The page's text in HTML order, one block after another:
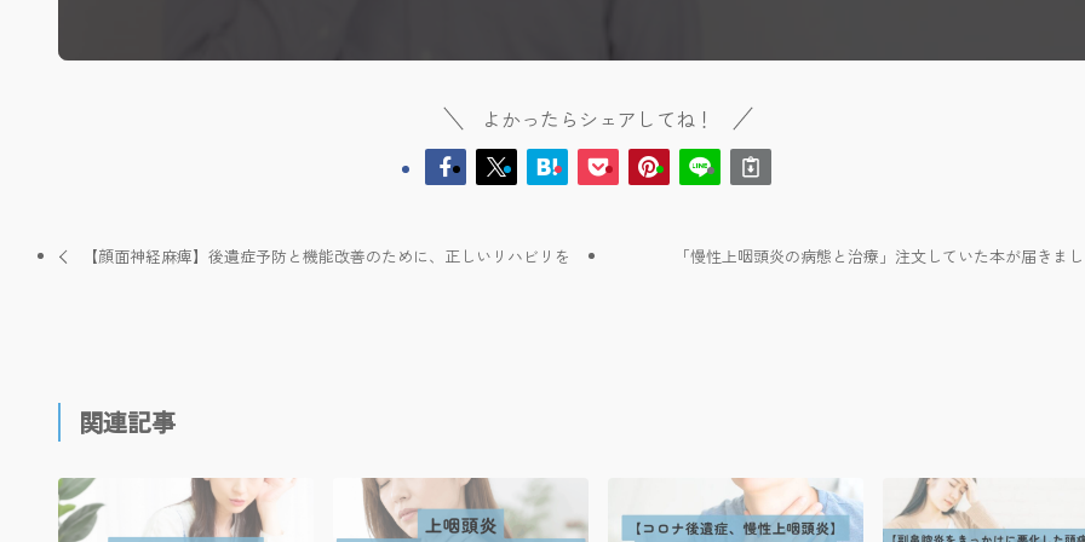
よかったらシェアしてね！
【顔面神経麻痺】後遺症予防と機能改善のために、正しいリハビリを 「慢性上咽頭炎の病態と治療」注文していた本が届きま
関連記事